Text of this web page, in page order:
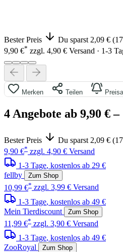
Bester Preis
Du sparst 2,09 €
9,90 €* zzgl. 4,90 € Versand · 1-3
Merken Teilen
4 Angebote ab 9,90 €–
Bester Preis
Du sparst 2,09 €
9,90 €* zzgl. 4,90 € Versand
1-3 Tage, kostenlos ab 29 €
fellby
Zum Shop
10,99 €* zzgl. 3,99 € Versand
1-3 Tage, kostenlos ab 49 €
Mein Tierdiscount
Zum Shop
11,99 €* zzgl. 3,90 € Versand
1-3 Tage, kostenlos ab 49 €
ZooRoyal
Zum Shop